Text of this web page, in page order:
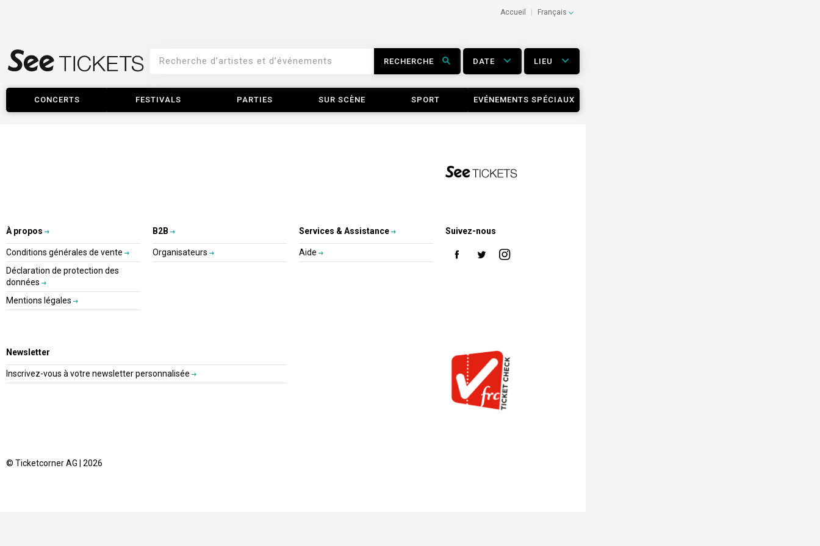
Accueil Français
RECHERCHE DATE LIEU
CONCERTS FESTIVALS PARTIES SUR SCÈNE SPORT EVÉNEMENTS SPÉCIAUX
À propos
Conditions générales de vente
Déclaration de protection des
données
Mentions légales
B2B
Organisateurs
Services & Assistance
Aide
Suivez-nous
Newsletter
Inscrivez-vous à votre newsletter personnalisée
© Ticketcorner AG | 2026